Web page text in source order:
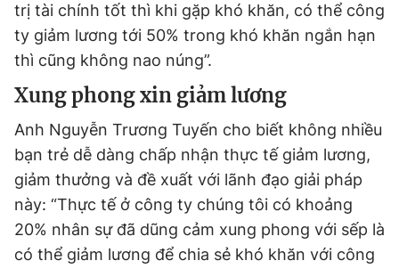
trị tài chính tốt thì khi gặp khó khăn, có thể công
ty giảm lương tới 50% trong khó khăn ngắn hạn
thì cũng không nao núng”.
Xung phong xin giảm lương
Anh Nguyễn Trương Tuyến cho biết không nhiều
bạn trẻ dễ dàng chấp nhận thực tế giảm lương,
giảm thưởng và đề xuất với lãnh đạo giải pháp
này: “Thực tế ở công ty chúng tôi có khoảng
20% nhân sự đã dũng cảm xung phong với sếp là
có thể giảm lương để chia sẻ khó khăn với công